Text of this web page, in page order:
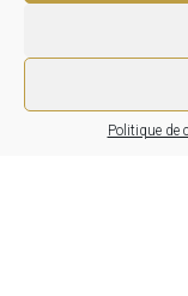
Politique de